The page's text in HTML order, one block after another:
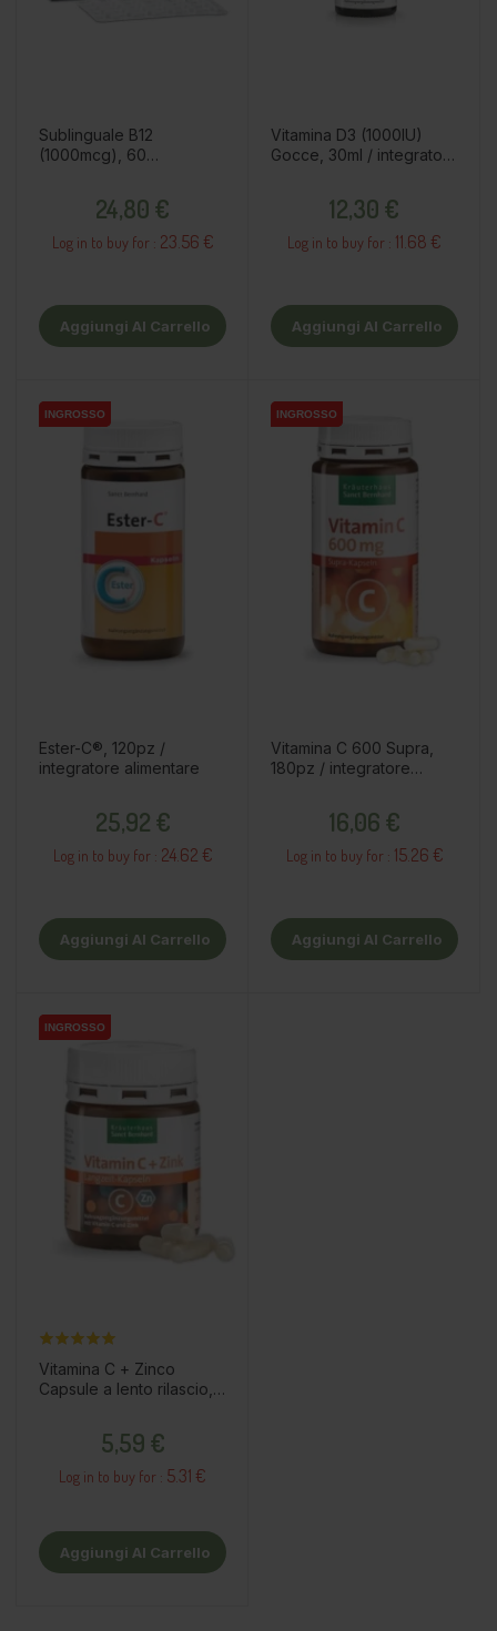
Sublinguale B12
(1000mcg), 60
24,80 €
Log in to buy for : 23.56 €
Aggiungi Al Carrello
Vitamina D3 (1000IU)
Gocce, 30ml / integratore
12,30 €
Log in to buy for : 11.68 €
Aggiungi Al Carrello
INGROSSO
INGROSSO
Ester-C®, 120pz /
integratore alimentare
25,92 €
Log in to buy for : 24.62 €
Aggiungi Al Carrello
INGROSSO
INGROSSO
Vitamina C 600 Supra,
180pz / integratore
16,06 €
Log in to buy for : 15.26 €
Aggiungi Al Carrello
INGROSSO
INGROSSO
Vitamina C + Zinco
Capsule a lento rilascio,
5,59 €
Log in to buy for : 5.31 €
Aggiungi Al Carrello